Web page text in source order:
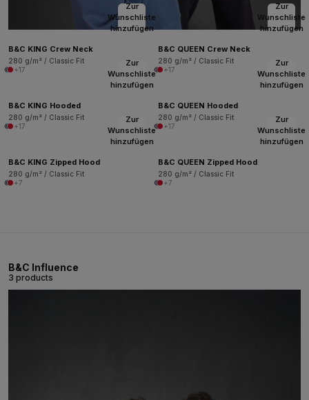
Zur
Wunschliste
hinzufügen
B&C KING Crew Neck
280 g/m² / Classic Fit
+17
Zur
Wunschliste
hinzufügen
B&C QUEEN Crew Neck
280 g/m² / Classic Fit
+17
Zur
Wunschliste
hinzufügen
B&C KING Hooded
280 g/m² / Classic Fit
+17
Zur
Wunschliste
hinzufügen
B&C QUEEN Hooded
280 g/m² / Classic Fit
+17
Zur
Wunschliste
hinzufügen
B&C KING Zipped Hood
280 g/m² / Classic Fit
+7
Zur
Wunschliste
hinzufügen
B&C QUEEN Zipped Hood
280 g/m² / Classic Fit
+7
B&C Influence
3 products